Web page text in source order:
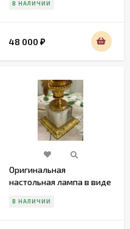
В НАЛИЧИИ
48 000 ₽
Оригинальная
настольная лампа в виде
В НАЛИЧИИ